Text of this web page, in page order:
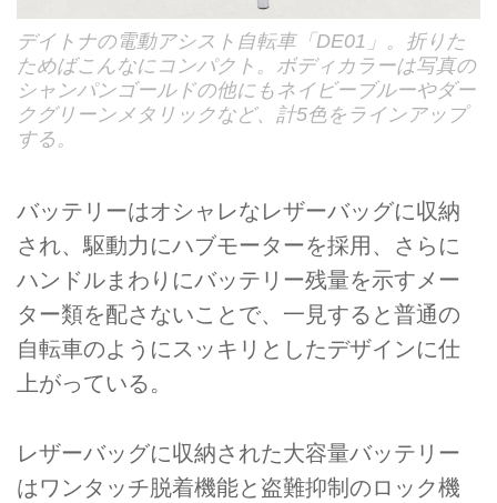
デイトナの電動アシスト自転車「DE01」。折りた
ためばこんなにコンパクト。ボディカラーは写真の
シャンパンゴールドの他にもネイビーブルーやダー
クグリーンメタリックなど、計5色をラインアップ
する。
バッテリーはオシャレなレザーバッグに収納
され、駆動力にハブモーターを採用、さらに
ハンドルまわりにバッテリー残量を示すメー
ター類を配さないことで、一見すると普通の
自転車のようにスッキリとしたデザインに仕
上がっている。
レザーバッグに収納された大容量バッテリー
はワンタッチ脱着機能と盗難抑制のロック機